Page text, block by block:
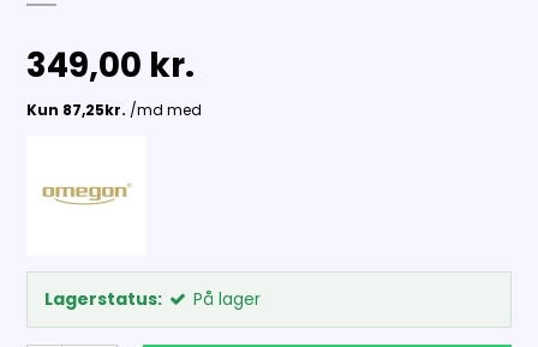
349,00 kr.
Lagerstatus: På lager